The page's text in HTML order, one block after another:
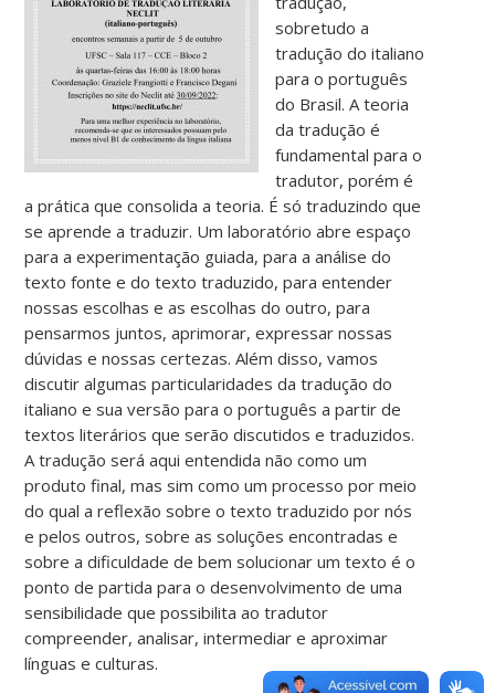
sobretudo a
tradução do italiano
para o português
do Brasil. A teoria
da tradução é
fundamental para o
tradutor, porém é
a prática que consolida a teoria. É só traduzindo que
se aprende a traduzir. Um laboratório abre espaço
para a experimentação guiada, para a análise do
texto fonte e do texto traduzido, para entender
nossas escolhas e as escolhas do outro, para
pensarmos juntos, aprimorar, expressar nossas
dúvidas e nossas certezas. Além disso, vamos
discutir algumas particularidades da tradução do
italiano e sua versão para o português a partir de
textos literários que serão discutidos e traduzidos.
A tradução será aqui entendida não como um
produto final, mas sim como um processo por meio
do qual a reflexão sobre o texto traduzido por nós
e pelos outros, sobre as soluções encontradas e
sobre a dificuldade de bem solucionar um texto é o
ponto de partida para o desenvolvimento de uma
sensibilidade que possibilita ao tradutor
compreender, analisar, intermediar e aproximar
línguas e culturas.